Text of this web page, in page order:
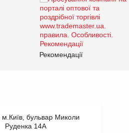
Рекомендації
м.Київ, бульвар Миколи
Руденка 14А